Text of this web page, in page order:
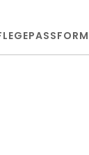
PASSFORM